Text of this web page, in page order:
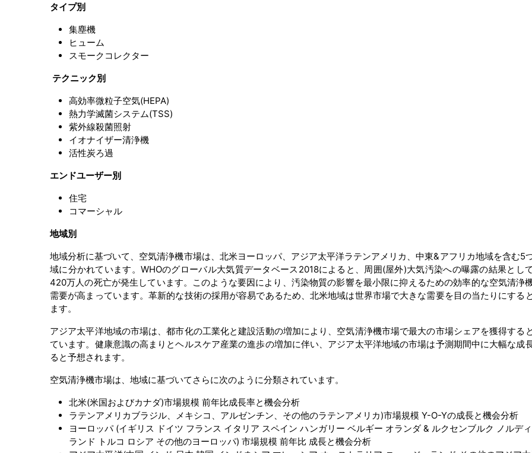
タイプ別
集塵機
ヒューム
スモークコレクター
テクニック別
高効率微粒子空気(HEPA)
熱力学滅菌システム(TSS)
紫外線殺菌照射
イオナイザー清浄機
活性炭ろ過
エンドユーザー別
住宅
コマーシャル
地域別
地域分析に基づいて、空気清浄機市場は、北米ヨーロッパ、アジア太平洋ラテンアメリカ、中東&アフリカ地域を含む5
域に分かれています。WHOのグローバル大気質データベース2018によると、周囲(屋外)大気汚染への曝露の結果とし
420万人の死亡が発生しています。このような要因により、汚染物質の影響を最小限に抑えるための効率的な空気清浄
需要が高まっています。革新的な技術の採用が容易であるため、北米地域は世界市場で大きな需要を目の当たりにする
ます。
アジア太平洋地域の市場は、都市化の工業化と建設活動の増加により、空気清浄機市場で最大の市場シェアを獲得する
ています。健康意識の高まりとヘルスケア産業の進歩の増加に伴い、アジア太平洋地域の市場は予測期間中に大幅な成
ると予想されます。
空気清浄機市場は、地域に基づいてさらに次のように分類されています。
北米(米国およびカナダ)市場規模 前年比成長率と機会分析
ラテンアメリカブラジル、メキシコ、アルゼンチン、その他のラテンアメリカ)市場規模 Y-O-Yの成長と機会分析
ヨーロッパ (イギリス ドイツ フランス イタリア スペイン ハンガリー ベルギー オランダ & ルクセンブルク ノルデ
ランド トルコ ロシア その他のヨーロッパ) 市場規模 前年比 成長と機会分析